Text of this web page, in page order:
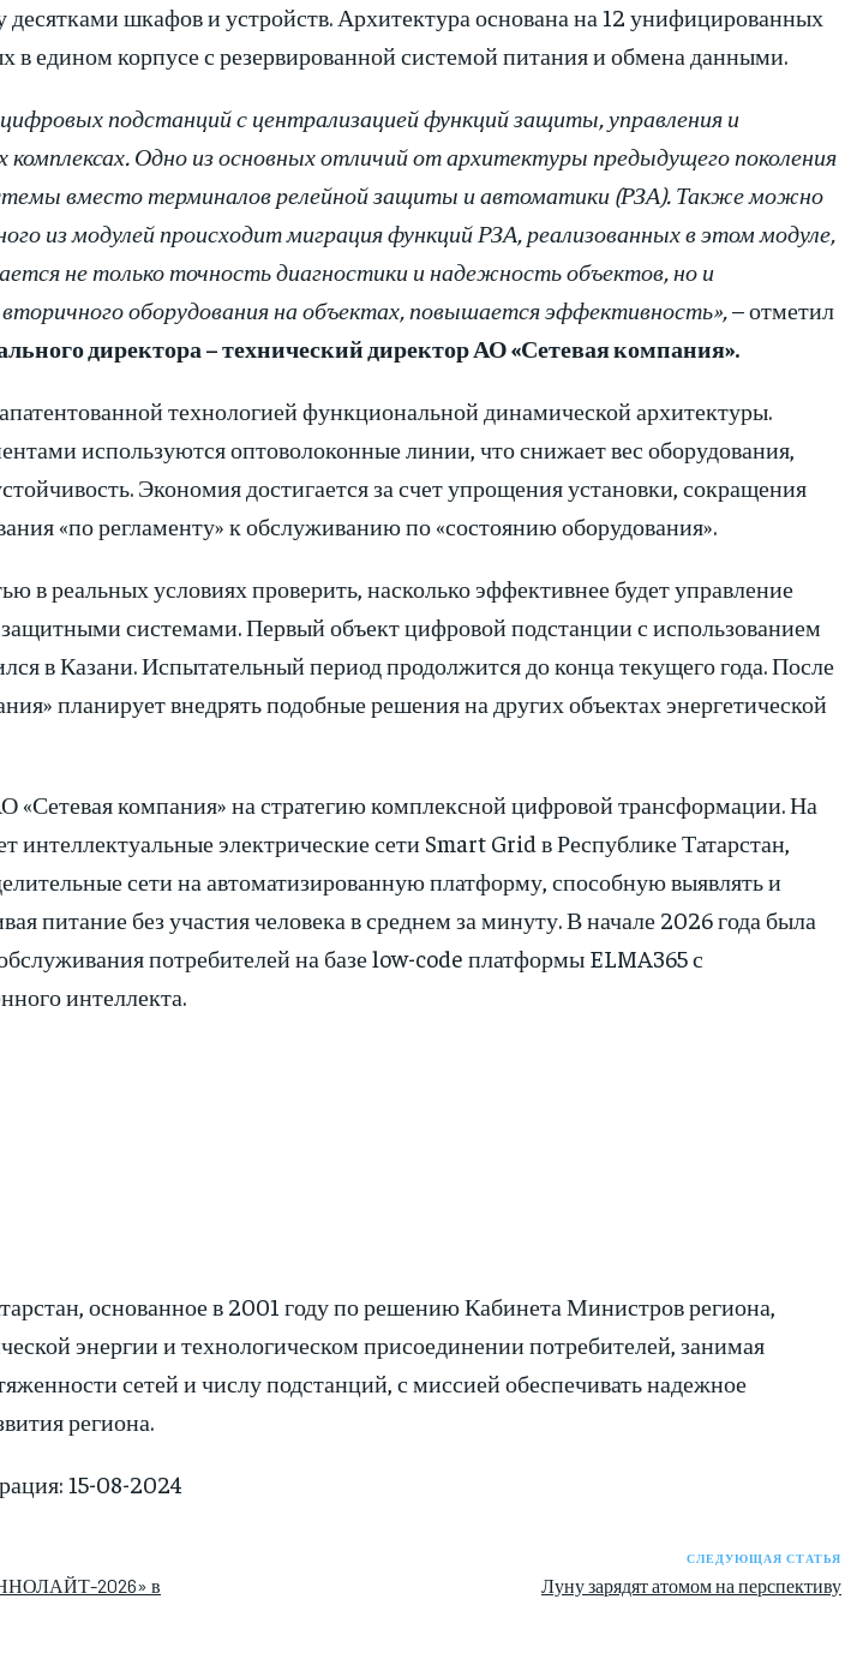
шкафов и устройств. Архитектура основана на 12 унифицированных
едином корпусе с резервированной системой питания и обмена данными.
подстанций с централизацией функций защиты, управления и
Одно из основных отличий от архитектуры предыдущего поколения
вместо терминалов релейной защиты и автоматики (РЗА). Также можно
из модулей происходит миграция функций РЗА, реализованных в этом модуле,
не только точность диагностики и надежность объектов, но и
оборудования на объектах, повышается эффективность»,– отметил
директора – технический директор АО «Сетевая компания».
технологией функциональной динамической архитектуры.
используются оптоволоконные линии, что снижает вес оборудования,
Экономия достигается за счет упрощения установки, сокращения
«по регламенту» к обслуживанию по «состоянию оборудования».
в реальных условиях проверить, насколько эффективнее будет управление
системами. Первый объект цифровой подстанции с использованием
в Казани. Испытательный период продолжится до конца текущего года. После
планирует внедрять подобные решения на других объектах энергетической
«Сетевая компания» на стратегию комплексной цифровой трансформации. На
интеллектуальные электрические сети Smart Grid в Республике Татарстан,
сети на автоматизированную платформу, способную выявлять и
питание без участия человека в среднем за минуту. В начале 2026 года была
потребителей на базе low-code платформы ELMA365 с
интеллекта.
основанное в 2001 году по решению Кабинета Министров региона,
энергии и технологическом присоединении потребителей, занимая
сетей и числу подстанций, с миссией обеспечивать надежное
региона.
15-08-2024
2026» в
СЛЕДУЮЩАЯ СТАТЬЯ
Луну зарядят атомом на перспективу